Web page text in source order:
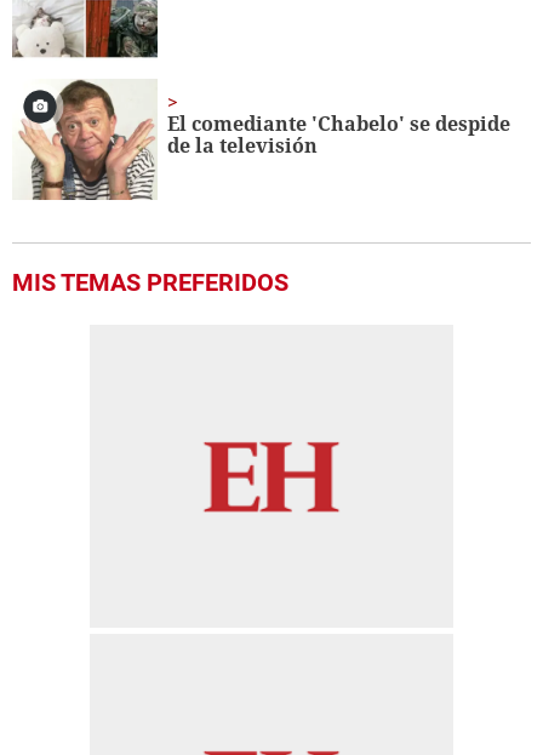
El comediante 'Chabelo' se despide
de la televisión
MIS TEMAS PREFERIDOS